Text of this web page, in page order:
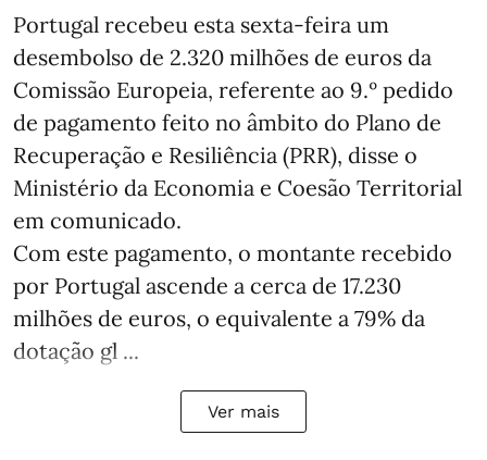
Portugal recebeu esta sexta-feira um
desembolso de 2.320 milhões de euros da
Comissão Europeia, referente ao 9.º pedido
de pagamento feito no âmbito do Plano de
Recuperação e Resiliência (PRR), disse o
Ministério da Economia e Coesão Territorial
em comunicado.
Com este pagamento, o montante recebido
por Portugal ascende a cerca de 17.230
milhões de euros, o equivalente a 79% da
dotação gl ...
Ver mais